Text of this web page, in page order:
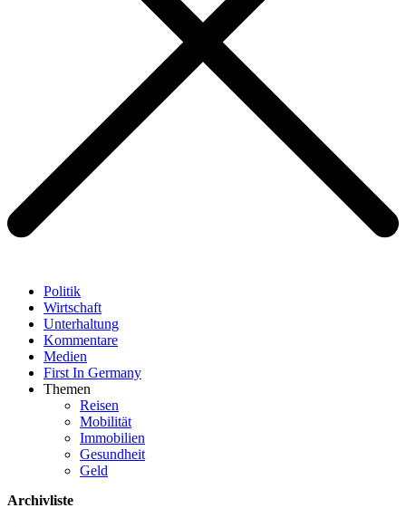
Politik
Wirtschaft
Unterhaltung
Kommentare
Medien
First In Germany
Themen
Reisen
Mobilität
Immobilien
Gesundheit
Geld
Archivliste